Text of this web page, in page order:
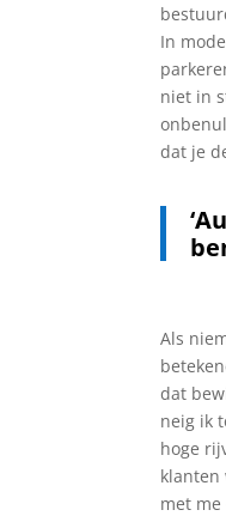
In
niet in
dat je
Als
dat
neig ik
hoge
klanten
met